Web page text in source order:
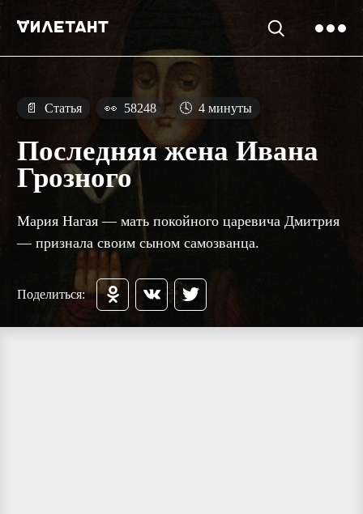
📄 Статья 👀 58248 🕓 4 минуты
Последняя жена Ивана
Грозного
Мария Нагая — мать покойного царевича Дмитрия
— признала своим сыном самозванца.
Поделиться: